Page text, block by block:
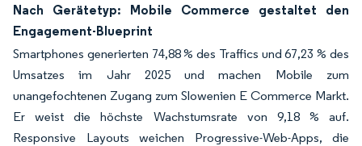
Nach Gerätetyp: Mobile Commerce gestaltet den
Engagement-Blueprint
Smartphones generierten 74,88 % des Traffics und 67,23 % des
Umsatzes im Jahr 2025 und machen Mobile zum
unangefochtenen Zugang zum Slowenien E Commerce Markt.
Er weist die höchste Wachstumsrate von 9,18 % auf.
Responsive Layouts weichen Progressive-Web-Apps, die